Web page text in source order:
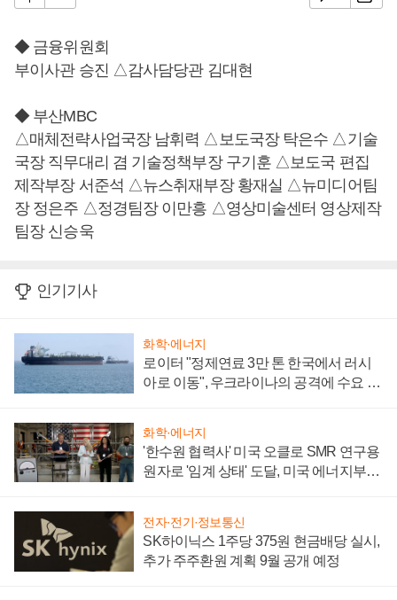
◆ 금융위원회
부이사관 승진 △감사담당관 김대현
◆ 부산MBC
△매체전략사업국장 남휘력 △보도국장 탁은수 △기술
국장 직무대리 겸 기술정책부장 구기훈 △보도국 편집
제작부장 서준석 △뉴스취재부장 황재실 △뉴미디어팀
장 정은주 △정경팀장 이만흥 △영상미술센터 영상제작
팀장 신승욱
인기기사
화학·에너지
로이터 "정제연료 3만 톤 한국에서 러시
아로 이동", 우크라이나의 공격에 수요 늘
화학·에너지
'한수원 협력사' 미국 오클로 SMR 연구용
원자로 '임계 상태' 도달, 미국 에너지부
전자·전기·정보통신
SK하이닉스 1주당 375원 현금배당 실시,
추가 주주환원 계획 9월 공개 예정